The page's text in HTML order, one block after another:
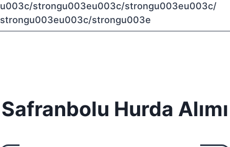
u003c/strongu003eu003c/strongu003eu003c/
strongu003eu003c/strongu003e
Safranbolu Hurda Alımı